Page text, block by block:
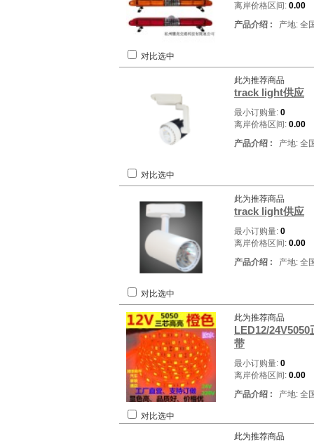
离岸价格区间: 0.00
产品介绍 : 产地: 全
对比选中
此为推荐商品
track light供应
最小订购量: 0
离岸价格区间: 0.00
产品介绍 : 产地: 全
对比选中
此为推荐商品
track light供应
最小订购量: 0
离岸价格区间: 0.00
产品介绍 : 产地: 全
对比选中
此为推荐商品
LED12/
带
最小订购量: 0
离岸价格区间: 0.00
产品介绍 : 产地: 全
对比选中
此为推荐商品